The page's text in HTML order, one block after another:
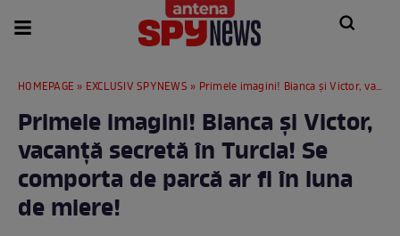
HOMEPAGE » EXCLUSIV SPYNEWS » Primele imagini! Bianca şi Victor, vacanţă secretă în Turcia! Se comporta de parcă ar fi în luna de miere!
Primele imagini! Bianca şi Victor,
vacanţă secretă în Turcia! Se
comporta de parcă ar fi în luna
de miere!